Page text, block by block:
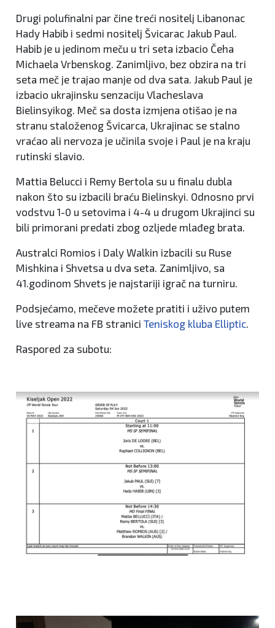
Drugi polufinalni par čine treći nositelj Libanonac
Hady Habib i sedmi nositelj Švicarac Jakub Paul.
Habib je u jedinom meču u tri seta izbacio Čeha
Michaela Vrbenskog. Zanimljivo, bez obzira na tri
seta meč je trajao manje od dva sata. Jakub Paul je
izbacio ukrajinsku senzaciju Vlacheslava
Bielinsyikog. Meč sa dosta izmjena otišao je na
stranu staloženog Švicarca, Ukrajinac se stalno
vraćao ali nervoza je učinila svoje i Paul je na kraju
rutinski slavio.
Mattia Belucci i Remy Bertola su u finalu dubla
nakon što su izbacili braću Bielinskyi. Odnosno prvi
vodstvu 1-0 u setovima i 4-4 u drugom Ukrajinci su
bili primorani predati zbog ozljede mlađeg brata.
Australci Romios i Daly Walkin izbacili su Ruse
Mishkina i Shvetsa u dva seta. Zanimljivo, sa
41.godinom Shvets je najstariji igrač na turniru.
Podsjećamo, mečeve možete pratiti i uživo putem
live streama na FB stranici Teniskog kluba Elliptic.
Raspored za subotu: